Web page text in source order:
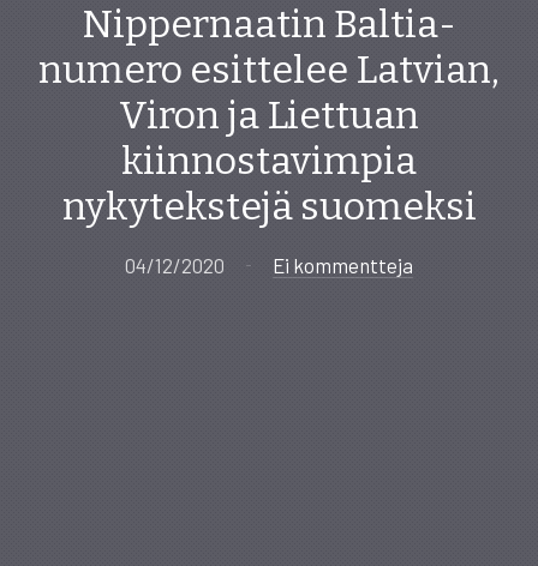
Nippernaatin Baltia-
numero esittelee Latvian,
Viron ja Liettuan
kiinnostavimpia
nykytekstejä suomeksi
04/12/2020 Ei kommentteja